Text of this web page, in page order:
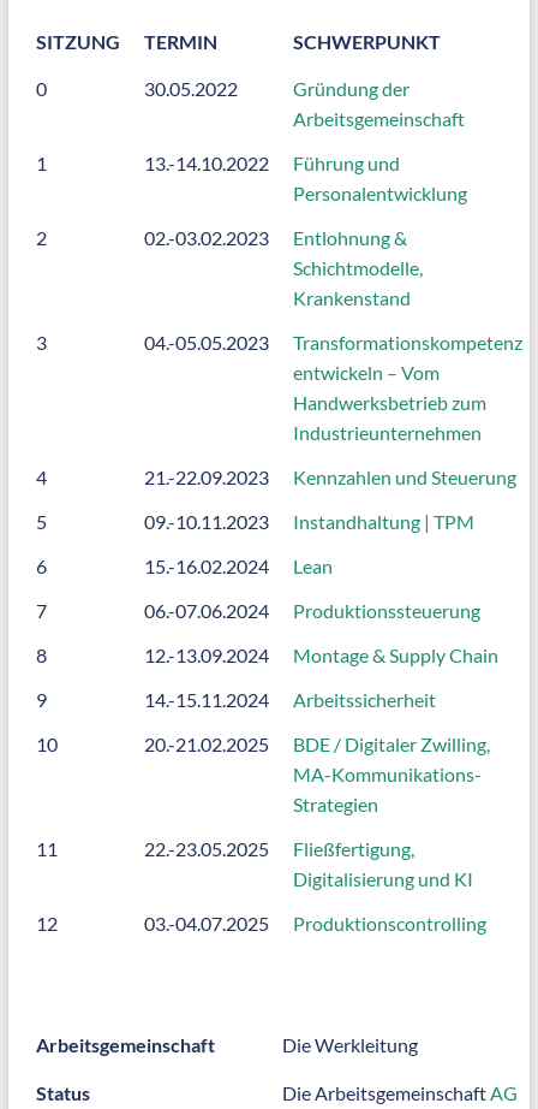
SITZUNG TERMIN SCHWERPUNKT
0 30.05.2022
Gründung der
Arbeitsgemeinschaft
1
13.-14.10.2022
Führung und
Personalentwicklung
2
02.-03.02.2023
Entlohnung &
Schichtmodelle,
Krankenstand
3
04.-05.05.2023
Transformationskompetenz
entwickeln – Vom
Handwerksbetrieb zum
Industrieunternehmen
4
21.-22.09.2023
Kennzahlen und Steuerung
5
09.-10.11.2023
Instandhaltung | TPM
6
15.-16.02.2024
Lean
7
06.-07.06.2024
Produktionssteuerung
8
12.-13.09.2024
Montage & Supply Chain
9
14.-15.11.2024
Arbeitssicherheit
10
20.-21.02.2025
BDE / Digitaler Zwilling,
MA-Kommunikations-
Strategien
11
22.-23.05.2025
Fließfertigung,
Digitalisierung und KI
12
03.-04.07.2025 Produktionscontrolling
Arbeitsgemeinschaft Die Werkleitung
Status Die ArbeitsgemeinschaftAG